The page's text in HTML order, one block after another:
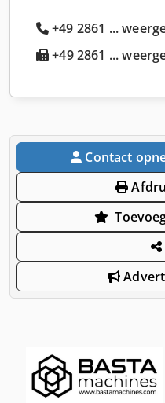
+49 2861 ...
+49 2861 ...
Contact